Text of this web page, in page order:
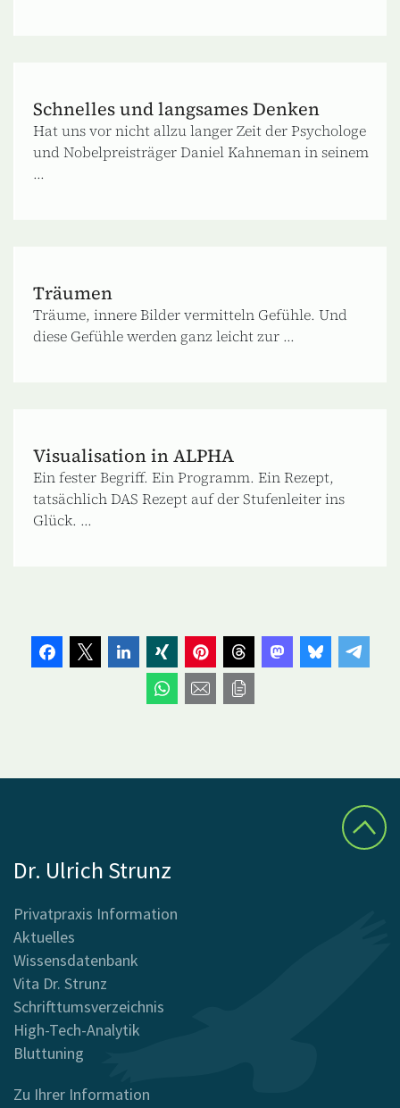
Schnelles und langsames Denken
Hat uns vor nicht allzu langer Zeit der Psychologe
und Nobelpreisträger Daniel Kahneman in seinem
...
Träumen
Träume, innere Bilder vermitteln Gefühle. Und
diese Gefühle werden ganz leicht zur ...
Visualisation in ALPHA
Ein fester Begriff. Ein Programm. Ein Rezept,
tatsächlich DAS Rezept auf der Stufenleiter ins
Glück. ...
Dr. Ulrich Strunz
Privatpraxis Information
Aktuelles
Wissensdatenbank
Vita Dr. Strunz
Schrifttumsverzeichnis
High-Tech-Analytik
Bluttuning
Zu Ihrer Information